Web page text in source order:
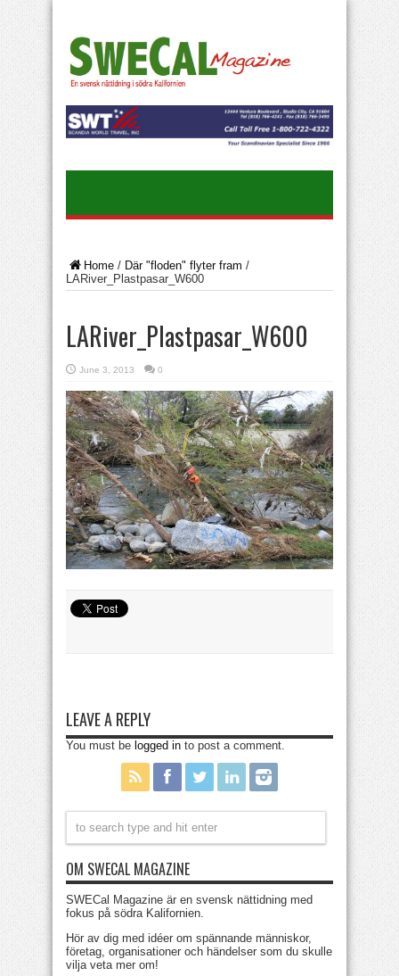
Home / Där "floden" flyter fram /
LARiver_Plastpasar_W600
LARiver_Plastpasar_W600
June 3, 2013 0
LEAVE A REPLY
You must be logged in to post a comment.
OM SWECAL MAGAZINE
SWECal Magazine är en svensk nättidning med
fokus på södra Kalifornien.
Hör av dig med idéer om spännande människor,
företag, organisationer och händelser som du skulle
vilja veta mer om!